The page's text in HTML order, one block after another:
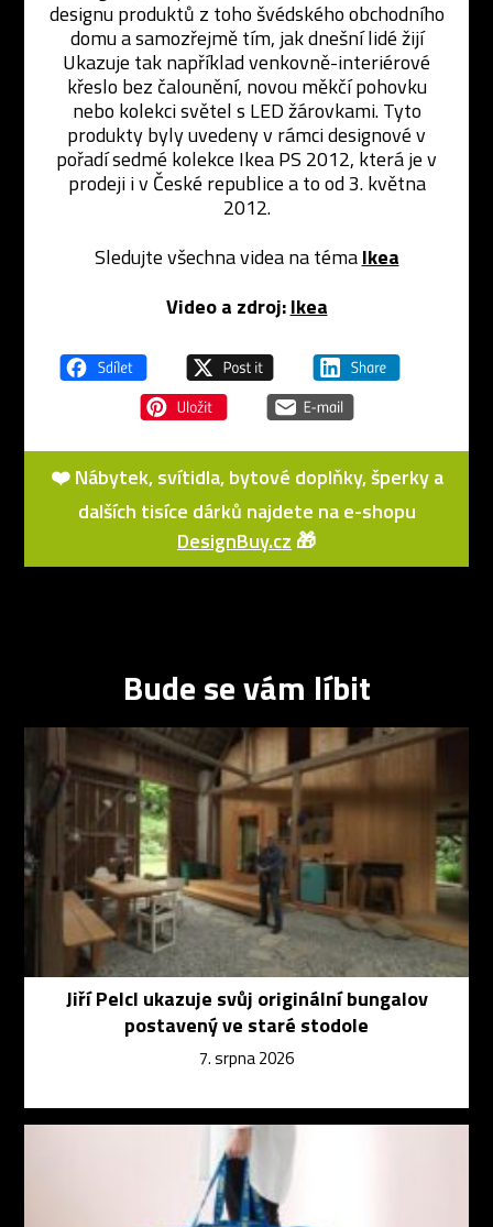
designu produktů z toho švédského obchodního
domu a samozřejmě tím, jak dnešní lidé žijí
Ukazuje tak například venkovně-interiérové
křeslo bez čalounění, novou měkčí pohovku
nebo kolekci světel s LED žárovkami. Tyto
produkty byly uvedeny v rámci designové v
pořadí sedmé kolekce Ikea PS 2012, která je v
prodeji i v České republice a to od 3. května
2012.
Sledujte všechna videa na témaIkea
Video a zdroj: Ikea
❤️ Nábytek, svítidla, bytové doplňky, šperky a
dalších tisíce dárků najdete na e-shopu
DesignBuy.cz 🎁
Bude se vám líbit
Jiří Pelcl ukazuje svůj originální bungalov
postavený ve staré stodole
7. srpna 2026